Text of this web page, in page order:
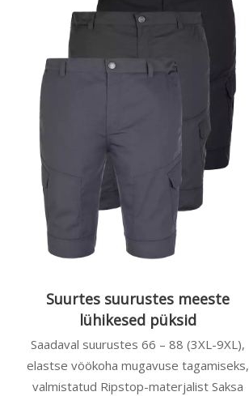
Suurtes suurustes meeste
lühikesed püksid
Saadaval suurustes 66 – 88 (3XL-9XL),
elastse vöökoha mugavuse tagamiseks,
valmistatud Ripstop-materjalist Saksa